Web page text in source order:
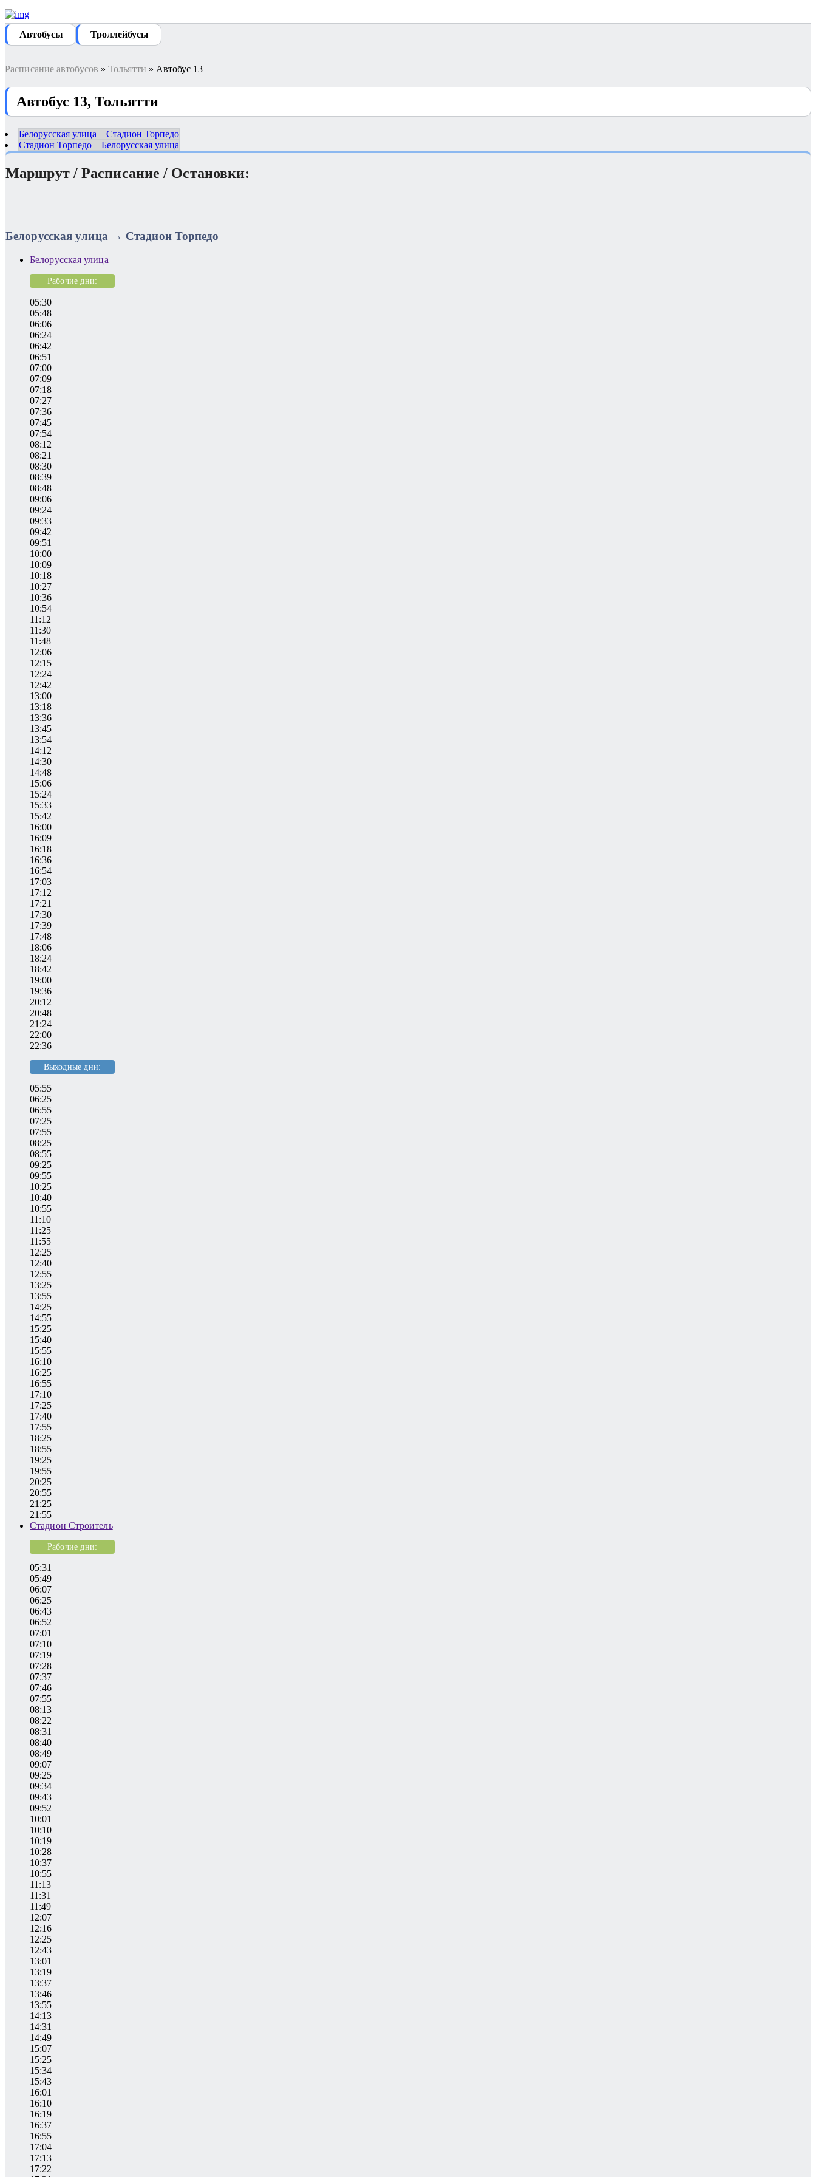
Автобуcы Троллейбусы
Расписание автобусов » Тольятти » Автобус 13
Автобус 13, Тольятти
Белорусская улица – Стадион Торпедо
Стадион Торпедо – Белорусская улица
Маршрут / Расписание / Остановки:
Белорусская улица → Стадион Торпедо
Белорусская улица
Рабочие дни:
05:30
05:48
06:06
06:24
06:42
06:51
07:00
07:09
07:18
07:27
07:36
07:45
07:54
08:12
08:21
08:30
08:39
08:48
09:06
09:24
09:33
09:42
09:51
10:00
10:09
10:18
10:27
10:36
10:54
11:12
11:30
11:48
12:06
12:15
12:24
12:42
13:00
13:18
13:36
13:45
13:54
14:12
14:30
14:48
15:06
15:24
15:33
15:42
16:00
16:09
16:18
16:36
16:54
17:03
17:12
17:21
17:30
17:39
17:48
18:06
18:24
18:42
19:00
19:36
20:12
20:48
21:24
22:00
22:36
Выходные дни:
05:55
06:25
06:55
07:25
07:55
08:25
08:55
09:25
09:55
10:25
10:40
10:55
11:10
11:25
11:55
12:25
12:40
12:55
13:25
13:55
14:25
14:55
15:25
15:40
15:55
16:10
16:25
16:55
17:10
17:25
17:40
17:55
18:25
18:55
19:25
19:55
20:25
20:55
21:25
21:55
Стадион Строитель
Рабочие дни:
05:31
05:49
06:07
06:25
06:43
06:52
07:01
07:10
07:19
07:28
07:37
07:46
07:55
08:13
08:22
08:31
08:40
08:49
09:07
09:25
09:34
09:43
09:52
10:01
10:10
10:19
10:28
10:37
10:55
11:13
11:31
11:49
12:07
12:16
12:25
12:43
13:01
13:19
13:37
13:46
13:55
14:13
14:31
14:49
15:07
15:25
15:34
15:43
16:01
16:10
16:19
16:37
16:55
17:04
17:13
17:22